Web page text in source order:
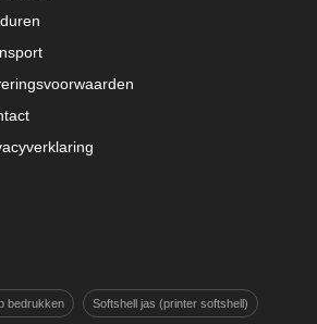
bedrukken Softshell jas (printer softshell)